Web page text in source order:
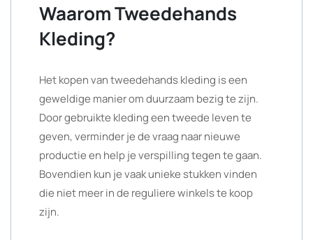
Waarom Tweedehands
Kleding?
Het kopen van tweedehands kleding is een
geweldige manier om duurzaam bezig te zijn.
Door gebruikte kleding een tweede leven te
geven, verminder je de vraag naar nieuwe
productie en help je verspilling tegen te gaan.
Bovendien kun je vaak unieke stukken vinden
die niet meer in de reguliere winkels te koop
zijn.